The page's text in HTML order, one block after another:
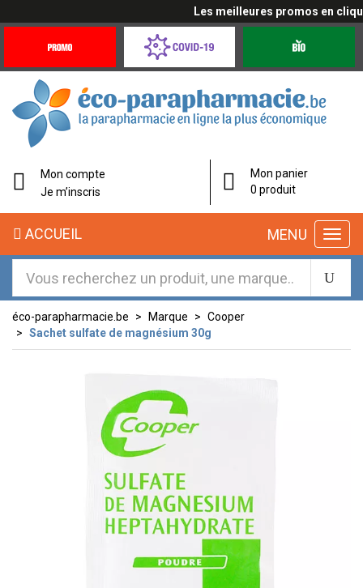
Les meilleures promos en
Offres
Coronavirus
éco-
parapharmacie.fr
éco-
parapharmacie.fr
Mon compte
Je m’inscris
Mon panier
0 produit
MENU
ACCUEIL
éco-parapharmacie.be Marque
Cooper
Sachet sulfate de magnésium 30g